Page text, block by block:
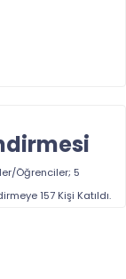
Öğrenciler; 5
157 Kişi Katıldı.